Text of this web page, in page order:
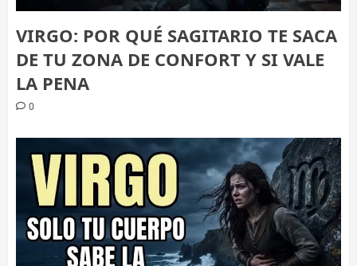
VIRGO: POR QUÉ SAGITARIO TE SACA
DE TU ZONA DE CONFORT Y SI VALE
LA PENA
0